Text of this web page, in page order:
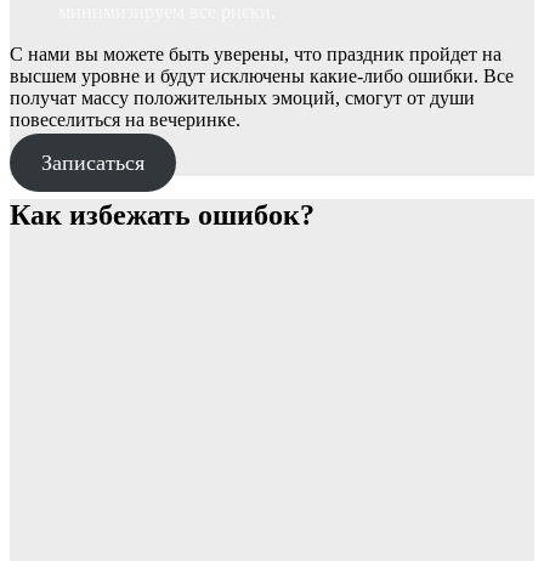
С нами вы можете быть уверены, что праздник пройдет на
высшем уровне и будут исключены какие-либо ошибки. Все
получат массу положительных эмоций, смогут от души
повеселиться на вечеринке.
Записаться
Как избежать ошибок?